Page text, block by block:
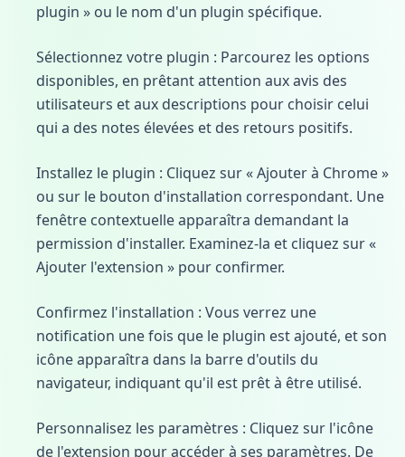
plugin » ou le nom d'un plugin spécifique.
Sélectionnez votre plugin : Parcourez les options
disponibles, en prêtant attention aux avis des
utilisateurs et aux descriptions pour choisir celui
qui a des notes élevées et des retours positifs.
Installez le plugin : Cliquez sur « Ajouter à Chrome »
ou sur le bouton d'installation correspondant. Une
fenêtre contextuelle apparaîtra demandant la
permission d'installer. Examinez-la et cliquez sur «
Ajouter l'extension » pour confirmer.
Confirmez l'installation : Vous verrez une
notification une fois que le plugin est ajouté, et son
icône apparaîtra dans la barre d'outils du
navigateur, indiquant qu'il est prêt à être utilisé.
Personnalisez les paramètres : Cliquez sur l'icône
de l'extension pour accéder à ses paramètres. De